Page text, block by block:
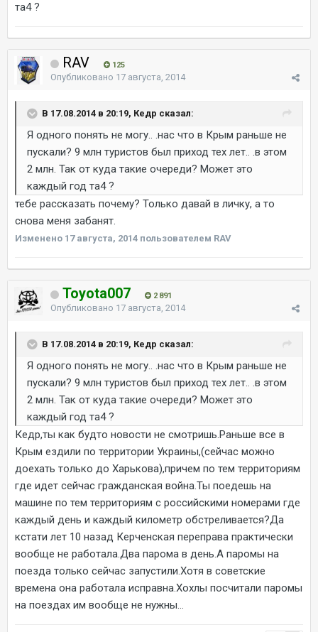
та4 ?
RAV 125
Опубликовано 17 августа, 2014
В 17.08.2014 в 20:19, Кедр сказал:
Я одного понять не могу.. .нас что в Крым раньше не
пускали? 9 млн туристов был приход тех лет.. .в этом
2 млн. Так от куда такие очереди? Может это
каждый год та4 ?
тебе рассказать почему? Только давай в личку, а то
снова меня забанят.
Изменено 17 августа, 2014 пользователем RAV
Toyota007 2 891
Опубликовано 17 августа, 2014
В 17.08.2014 в 20:19, Кедр сказал:
Я одного понять не могу.. .нас что в Крым раньше не
пускали? 9 млн туристов был приход тех лет.. .в этом
2 млн. Так от куда такие очереди? Может это
каждый год та4 ?
Кедр,ты как будто новости не смотришь.Раньше все в
Крым ездили по территории Украины,(сейчас можно
доехать только до Харькова),причем по тем территориям
где идет сейчас гражданская война.Ты поедешь на
машине по тем территориям с российскими номерами где
каждый день и каждый километр обстреливается?Да
кстати лет 10 назад Керченская переправа практически
вообще не работала.Два парома в день.А паромы на
поезда только сейчас запустили.Хотя в советские
времена она работала исправна.Хохлы посчитали паромы
на поездах им вообще не нужны...